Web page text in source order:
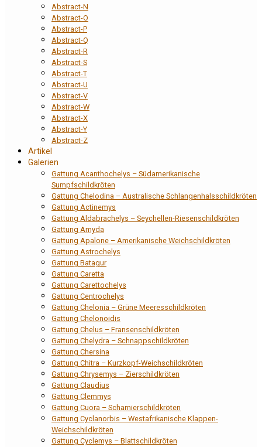
Abstract-N
Abstract-O
Abstract-P
Abstract-Q
Abstract-R
Abstract-S
Abstract-T
Abstract-U
Abstract-V
Abstract-W
Abstract-X
Abstract-Y
Abstract-Z
Artikel
Galerien
Gattung Acanthochelys – Südamerikanische
Sumpfschildkröten
Gattung Chelodina – Australische Schlangenhalsschildkröten
Gattung Actinemys
Gattung Aldabrachelys – Seychellen-Riesenschildkröten
Gattung Amyda
Gattung Apalone – Amerikanische Weichschildkröten
Gattung Astrochelys
Gattung Batagur
Gattung Caretta
Gattung Carettochelys
Gattung Centrochelys
Gattung Chelonia – Grüne Meeresschildkröten
Gattung Chelonoidis
Gattung Chelus – Fransenschildkröten
Gattung Chelydra – Schnappschildkröten
Gattung Chersina
Gattung Chitra – Kurzkopf-Weichschildkröten
Gattung Chrysemys – Zierschildkröten
Gattung Claudius
Gattung Clemmys
Gattung Cuora – Scharnierschildkröten
Gattung Cyclanorbis – Westafrikanische Klappen-
Weichschildkröten
Gattung Cyclemys – Blattschildkröten